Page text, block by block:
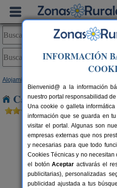
Alojamientos
Casas Rurales cerca
Complejo Rural Balcón
Válor (Granada)
INFORMACIÓN
Bienvenid@ a la información
nuestro portal responsabilidad de
Una cookie o galleta
información que se guarda en
visitar el portal. Algunas son
empresas externas que nos
y necesarias para que todo
Cookies Técnicas y no necesitan
el botónAceptar activarás el
publicitarias), personalizadas
publicidad ajustada a tus